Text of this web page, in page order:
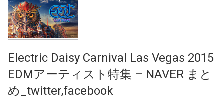
Electric Daisy Carnival Las Vegas 2015
EDMアーティスト特集 – NAVER まと
め_twitter,facebook